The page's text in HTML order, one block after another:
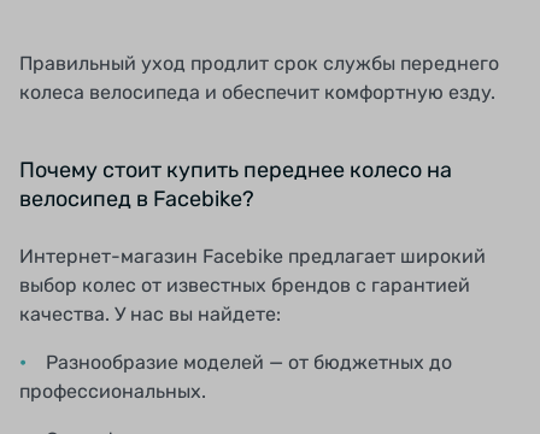
Правильный уход продлит срок службы переднего
колеса велосипеда и обеспечит комфортную езду.
Почему стоит купить переднее колесо на
велосипед в Facebike?
Интернет-магазин Facebike предлагает широкий
выбор колес от известных брендов с гарантией
качества. У нас вы найдете:
Разнообразие моделей — от бюджетных до
профессиональных.